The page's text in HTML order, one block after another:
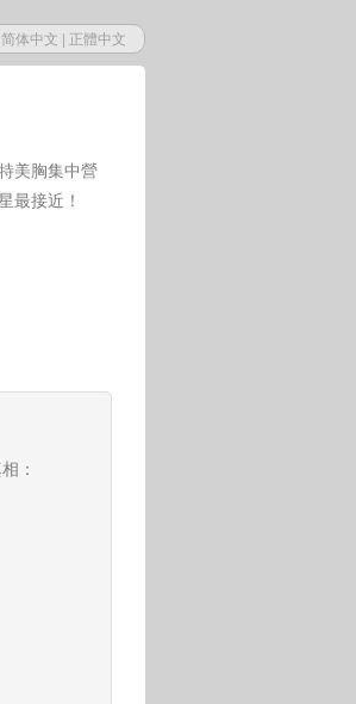
简体中文 | 正體中文
美胸集中營
最接近！
：